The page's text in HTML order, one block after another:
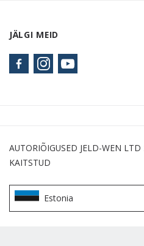
JÄLGI MEID
AUTORIÕIGUSED JELD-WEN
KAITSTUD
Estonia